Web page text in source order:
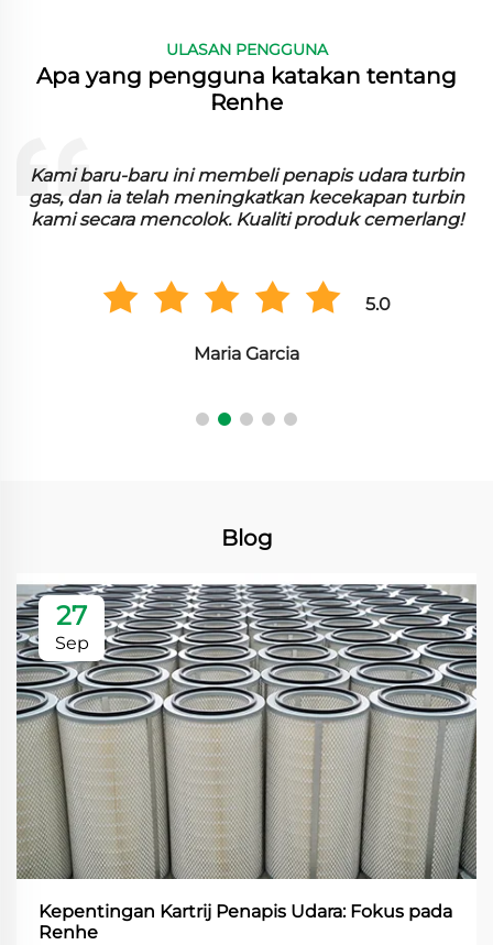
ULASAN PENGGUNA
Apa yang pengguna katakan tentang
Renhe
Kami baru-baru ini membeli penapis udara turbin
gas, dan ia telah meningkatkan kecekapan turbin
kami secara mencolok. Kualiti produk cemerlang!
5.0
Maria Garcia
Blog
27
Sep
Kepentingan Kartrij Penapis Udara: Fokus pada
Renhe